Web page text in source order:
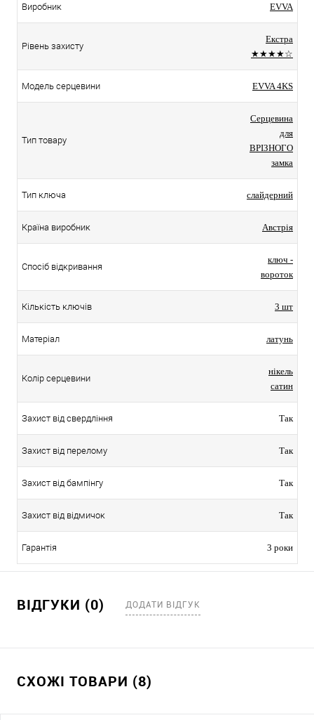
Виробник EVVA
Рівень захисту
Екстра
★★★★☆
Модель серцевини EVVA 4KS
Тип товару
Серцевина
для
ВРІЗНОГО
замка
Тип ключа слайдерний
Країна виробник Австрія
Спосіб відкривання
ключ -
вороток
Кількість ключів 3 шт
Матеріал латунь
Колір серцевини
нікель
сатин
Захист від свердління Так
Захист від перелому Так
Захист від бампінгу Так
Захист від відмичок Так
Гарантія 3 роки
ВІДГУКИ (0) ДОДАТИ ВІДГУК
СХОЖІ ТОВАРИ (8)